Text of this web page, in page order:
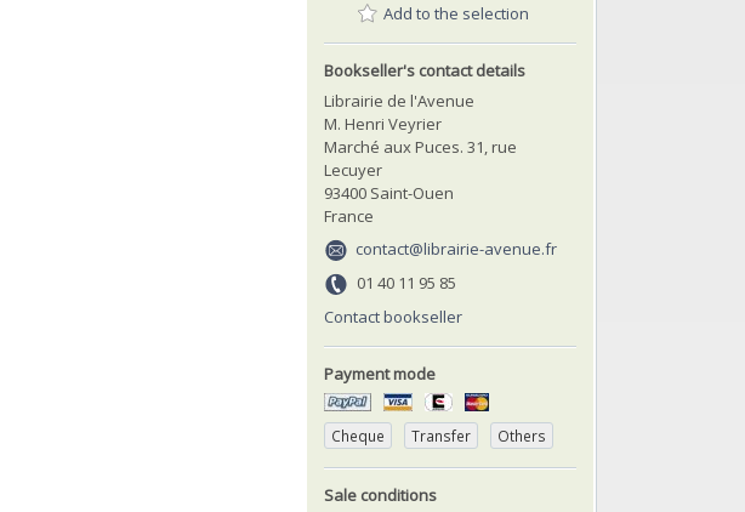
Add to the selection
Bookseller's contact details
Librairie de l'Avenue
M. Henri Veyrier
Marché aux Puces. 31, rue
Lecuyer
93400 Saint-Ouen
France
contact@librairie-avenue.fr
01 40 11 95 85
Contact bookseller
Payment mode
Cheque Transfer Others
Sale conditions